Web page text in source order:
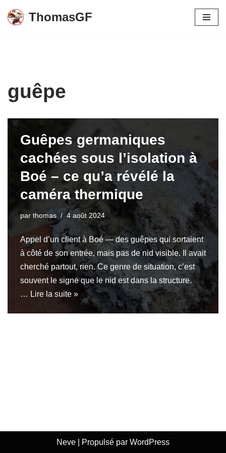
Aller
ThomasGF
guêpe
Guêpes germaniques
cachées sous l’isolation à
Boé – ce qu’a révélé la
caméra thermique
par thomas 4 août 2024
Appel d’un client à Boé — des guêpes qui sortaient
à côté de son entrée, mais pas de nid visible. Il avait
cherché partout, rien. Ce genre de situation, c’est
souvent le signe que le nid est dans la structure.
… Lire la suite »
Neve | Propulsé par WordPress